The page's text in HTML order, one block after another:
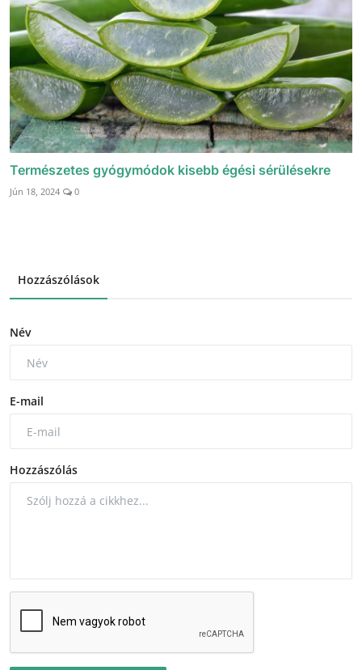
Természetes gyógymódok kisebb égési sérülésekre
Jún 18, 2024 0
Hozzászólások
Név
E-mail
Hozzászólás